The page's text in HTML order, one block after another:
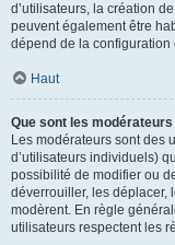
d’utilisateurs, la création
peuvent également être
dépend de la configuration
Haut
Que sont les modérateurs
Les modérateurs sont des
d’utilisateurs individuels)
possibilité de modifier ou
déverrouiller, les déplacer,
modèrent. En règle
utilisateurs respectent les